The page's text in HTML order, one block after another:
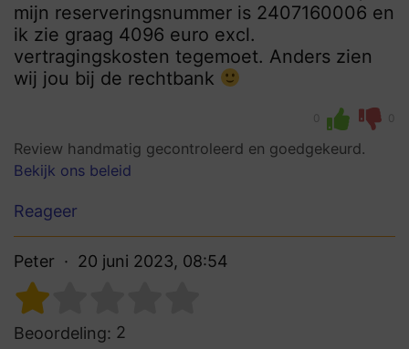
mijn reserveringsnummer is 2407160006 en
ik zie graag 4096 euro excl.
vertragingskosten tegemoet. Anders zien
wij jou bij de rechtbank
0 0
Review handmatig gecontroleerd en goedgekeurd.
Bekijk ons beleid
Reageer
Peter 20 juni 2023, 08:54
Beoordeling: 2